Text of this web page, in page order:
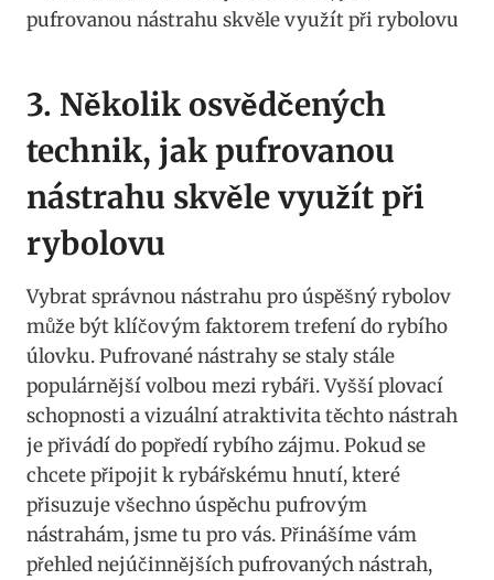
3. Několik osvědčených
technik,⁢ jak pufrovanou
nástrahu skvěle využít při
rybolovu
Vybrat správnou nástrahu pro úspěšný rybolov
může být klíčovým faktorem‌ trefení do rybího⁢
úlovku. Pufrované nástrahy se staly stále
populárnější volbou ⁣mezi rybáři. Vyšší plovací
schopnosti a‍ vizuální atraktivita těchto nástrah
je přivádí do popředí⁢ rybího zájmu.⁣ Pokud se
chcete připojit k rybářskému ​hnutí, které
přisuzuje všechno úspěchu pufrovým
nástrahám, jsme tu pro vás. Přinášíme vám
přehled⁤ nejúčinnějších pufrovaných nástrah,